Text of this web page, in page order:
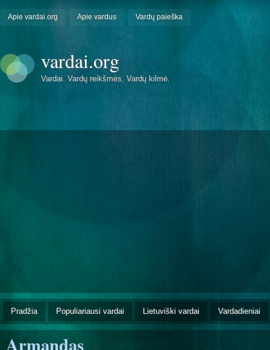
Apie vardai.org Apie vardus Vardų paieška
vardai.org
Vardai. Vardų reikšmės. Vardų kilmė.
Pradžia Populiariausi vardai Lietuviški vardai Vardadieniai
Armandas